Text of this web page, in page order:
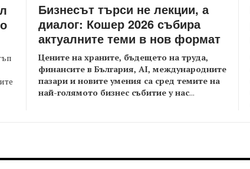
Бизнесът търси не лекции, а
диалог: Кошер 2026 събира
актуалните теми в нов формат
Цените на храните, бъдещето на труда,
финансите в България, AI, международните
пазари и новите умения са сред темите на
най-голямото бизнес събитие у нас...